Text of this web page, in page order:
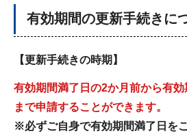
有効期間の更新手続きに
【更新手続きの時期】
有効期間満了日の2か月前から有効
まで申請することができます。
※必ずご自身で有効期間満了日を